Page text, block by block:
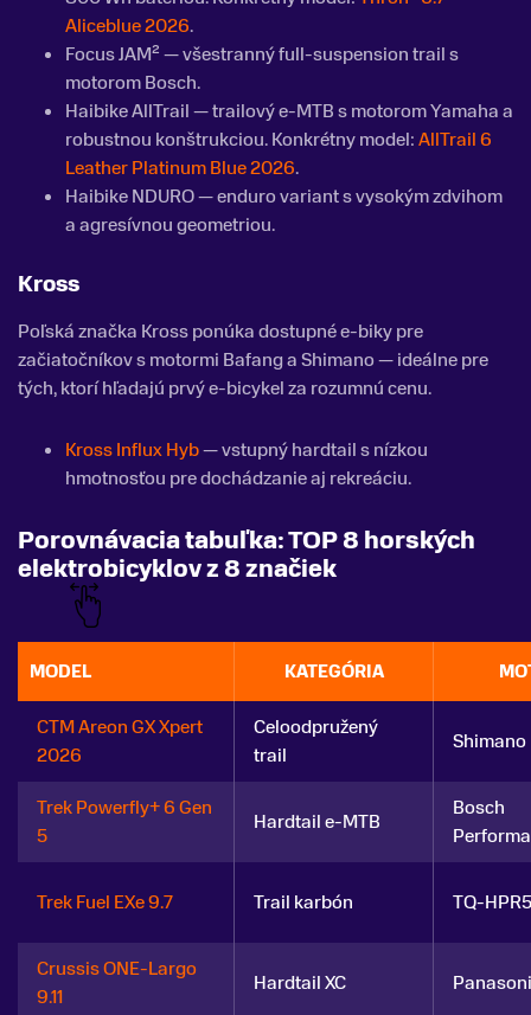
Aliceblue 2026.
Focus JAM² — všestranný full-suspension trail s
motorom Bosch.
Haibike AllTrail — trailový e-MTB s motorom Yamaha a
robustnou konštrukciou. Konkrétny model:AllTrail 6
Leather Platinum Blue 2026.
Haibike NDURO — enduro variant s vysokým zdvihom
a agresívnou geometriou.
Kross
Poľská značka Kross ponúka dostupné e-biky pre
začiatočníkov s motormi Bafang a Shimano — ideálne pre
tých, ktorí hľadajú prvý e-bicykel za rozumnú cenu.
Kross Influx Hyb— vstupný hardtail s nízkou
hmotnosťou pre dochádzanie aj rekreáciu.
Porovnávacia tabuľka: TOP 8 horských
elektrobicyklov z 8 značiek
MODEL KATEGÓRIA
CTM Areon GX Xpert
2026
Celoodpružený
trail
Shimano
Trek Powerfly+ 6 Gen
5
Hardtail e-MTB
Bosch
Trek Fuel EXe 9.7 Trail karbón TQ-
Crussis ONE-Largo
9.11
Hardtail XC